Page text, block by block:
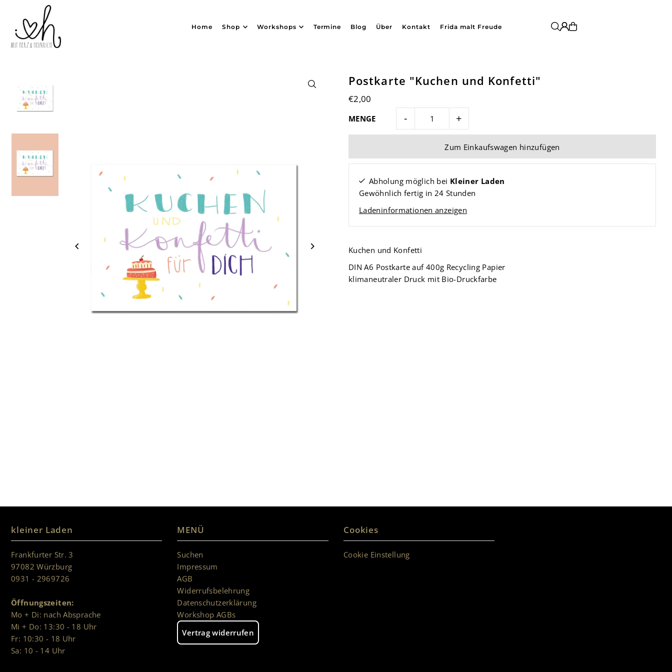
Translation missing: de.accessibility.skip_to_text
Home Shop Workshops Termine Blog Über Kontakt Frida malt Freude
Postkarte "Kuchen und Konfetti"
€2,00
MENGE - +
Abholung möglich bei Kleiner Laden
Gewöhnlich fertig in 24 Stunden
Ladeninformationen anzeigen
Kuchen und Konfetti
DIN A6 Postkarte auf 400g Recycling Papier
klimaneutraler Druck mit Bio-Druckfarbe
kleiner Laden
Frankfurter Str. 3
97082 Würzburg
0931 - 2969726
Öffnungszeiten:
Mo + Di: nach Absprache
Mi + Do: 13:30 - 18 Uhr
Fr: 10:30 - 18 Uhr
Sa: 10 - 14 Uhr
MENÜ
Suchen
Impressum
AGB
Widerrufsbelehrung
Datenschutzerklärung
Workshop AGBs
Vertrag widerrufen
Cookies
Cookie Einstellung